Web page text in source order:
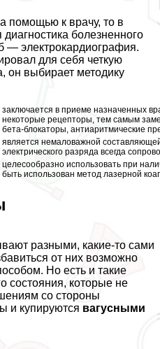
помощью к врачу, то в
болезненного
— электрокардиография.
для себя четкую
он выбирает методику
заключается в приеме назначенных
некоторые рецепторы, тем самым
бета-блокаторы, антиаритмические
является немаловажной
электрического разряда всегда
целесообразно использовать при
быть использован метод лазерной
разными, какие-то сами
от них возможно
Но есть и такие
состояния, которые не
со стороны
и купируются вагусными